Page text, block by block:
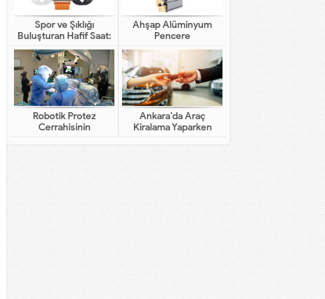
Spor ve Şıklığı
Buluşturan Hafif Saat:
HUAWEI WATCH FIT 5
Pro
Ahşap Alüminyum
Pencere
Robotik Protez
Cerrahisinin
Geleneksel Cerrahiden
Farkı Nedir?
Ankara’da Araç
Kiralama Yaparken
Dikkat Edilecekler